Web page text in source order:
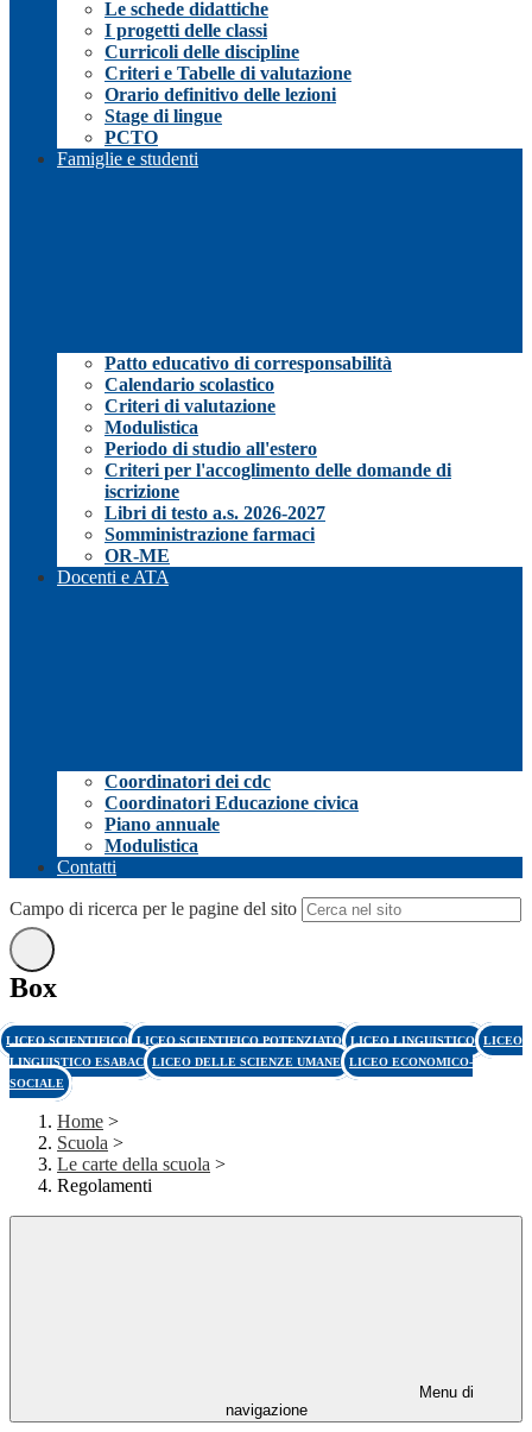
Le schede didattiche
I progetti delle classi
Curricoli delle discipline
Criteri e Tabelle di valutazione
Orario definitivo delle lezioni
Stage di lingue
PCTO
Famiglie e studenti
Patto educativo di corresponsabilità
Calendario scolastico
Criteri di valutazione
Modulistica
Periodo di studio all'estero
Criteri per l'accoglimento delle domande di
iscrizione
Libri di testo a.s. 2026-2027
Somministrazione farmaci
OR-ME
Docenti e ATA
Coordinatori dei cdc
Coordinatori Educazione civica
Piano annuale
Modulistica
Contatti
Campo di ricerca per le pagine del sito
Box
LICEO SCIENTIFICO LICEO SCIENTIFICO POTENZIATO LICEO LINGUISTICO LICEO
LINGUISTICO ESABAC LICEO DELLE SCIENZE UMANE LICEO ECONOMICO-
SOCIALE
Home >
Scuola >
Le carte della scuola >
Regolamenti
Menu di
navigazione